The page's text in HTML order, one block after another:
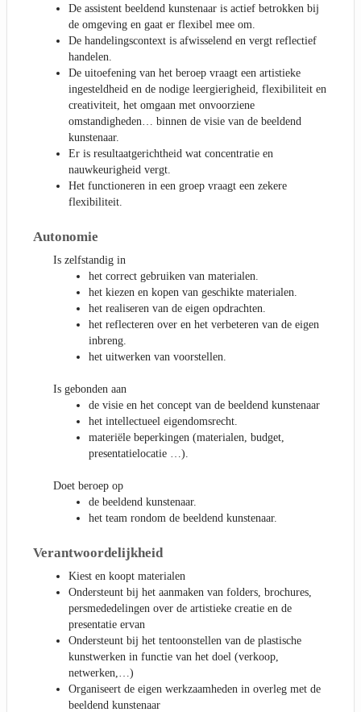
De assistent beeldend kunstenaar is actief betrokken bij
de omgeving en gaat er flexibel mee om.
De handelingscontext is afwisselend en vergt reflectief
handelen.
De uitoefening van het beroep vraagt een artistieke
ingesteldheid en de nodige leergierigheid, flexibiliteit en
creativiteit, het omgaan met onvoorziene
omstandigheden… binnen de visie van de beeldend
kunstenaar.
Er is resultaatgerichtheid wat concentratie en
nauwkeurigheid vergt.
Het functioneren in een groep vraagt een zekere
flexibiliteit.
Autonomie
Is zelfstandig in
het correct gebruiken van materialen.
het kiezen en kopen van geschikte materialen.
het realiseren van de eigen opdrachten.
het reflecteren over en het verbeteren van de eigen
inbreng.
het uitwerken van voorstellen.
Is gebonden aan
de visie en het concept van de beeldend kunstenaar
het intellectueel eigendomsrecht.
materiële beperkingen (materialen, budget,
presentatielocatie …).
Doet beroep op
de beeldend kunstenaar.
het team rondom de beeldend kunstenaar.
Verantwoordelijkheid
Kiest en koopt materialen
Ondersteunt bij het aanmaken van folders, brochures,
persmededelingen over de artistieke creatie en de
presentatie ervan
Ondersteunt bij het tentoonstellen van de plastische
kunstwerken in functie van het doel (verkoop,
netwerken,…)
Organiseert de eigen werkzaamheden in overleg met de
beeldend kunstenaar